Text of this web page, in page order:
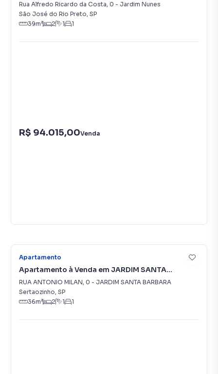
Rua Alfredo Ricardo da Costa, 0 - Jardim Nunes
São José do Rio Preto, SP
39m² 2 1 1
R$ 94.015,00Venda
Apartamento
Apartamento à Venda em JARDIM SANTA
BARBARA
RUA ANTONIO MILAN, 0 - JARDIM SANTA BARBARA
Sertaozinho, SP
36m² 2 1 1